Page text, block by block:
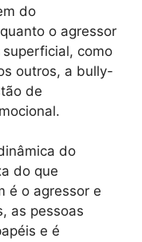
do
o agressor
como
outros, a bully-
de
do
do que
é o agressor e
as pessoas
e é